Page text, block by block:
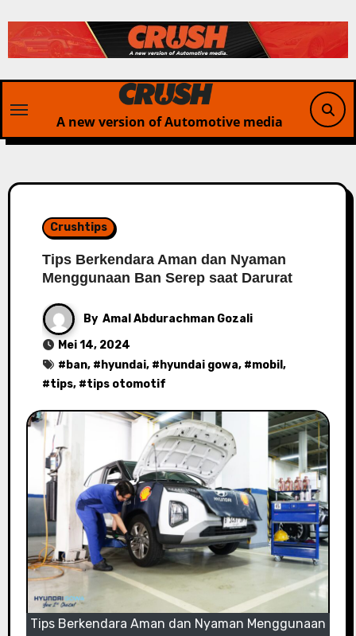
to
content
A new version of Automotive media
Crushtips
Tips Berkendara Aman dan Nyaman
Menggunaan Ban Serep saat Darurat
By Amal Abdurachman Gozali
Mei 14, 2024
# ban, # hyundai, # hyundai gowa, #mobil ,
#tips, #tips otomotif
Tips Berkendara Aman dan Nyaman Menggunaan